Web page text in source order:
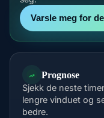
Varsle meg for
Prognose
Sjekk de neste
lengre vinduet og
bedre.